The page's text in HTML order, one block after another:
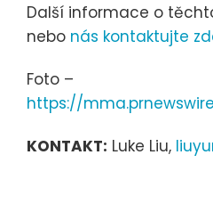
Další informace o
nebo nás kontaktujte
Foto –
https://
KONTAKT: Luke Liu,